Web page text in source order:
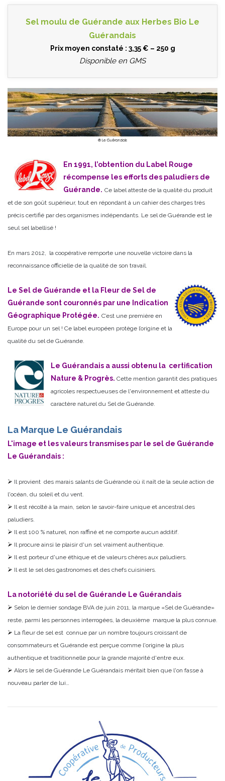
Sel moulu de Guérande aux Herbes Bio Le
Guérandais
Prix moyen constaté : 3,35 € – 250 g
Disponible en GMS
En 1991, l’obtention du Label Rouge
récompense les efforts des paludiers de
Guérande. Ce label atteste de la qualité du produit
et de son goût supérieur, tout en répondant à un cahier des charges très
précis certifié par des organismes indépendants. Le sel de Guérande est le
seul sel labellisé !
En mars 2012, la coopérative remporte une nouvelle victoire dans la
reconnaissance officielle de la qualité de son travail.
Le Sel de Guérande et la Fleur de Sel de
Guérande sont couronnés par une Indication
Géographique Protégée. C’est une première en
Europe pour un sel ! Ce label européen protège l’origine et la
qualité du sel de Guérande.
Le Guérandais a aussi obtenu la certification
Nature & Progrès. Cette mention garantit des pratiques
agricoles respectueuses de l'environnement et atteste du
caractère naturel du Sel de Guérande.
La Marque Le Guérandais
L'image et les valeurs transmises par le sel de Guérande
Le Guérandais :
Il provient des marais salants de Guérande où il naît de la seule action de
l'océan, du soleil et du vent.
Il est récolté à la main, selon le savoir-faire unique et ancestral des
paludiers.
Il est 100 % naturel, non raffiné et ne comporte aucun additif.
Il procure ainsi le plaisir d'un sel vraiment authentique.
Il est porteur d'une éthique et de valeurs chères aux paludiers.
Il est le sel des gastronomes et des chefs cuisiniers.
La notoriété du sel de Guérande Le Guérandais
Selon le dernier sondage BVA de juin 2011, la marque «Sel de Guérande»
reste, parmi les personnes interrogées, la deuxième marque la plus connue.
La fleur de sel est connue par un nombre toujours croissant de
consommateurs et Guérande est perçue comme l'origine la plus
authentique et traditionnelle pour la grande majorité d'entre eux.
Alors le sel de Guérande Le Guérandais méritait bien que l'on fasse à
nouveau parler de lui…